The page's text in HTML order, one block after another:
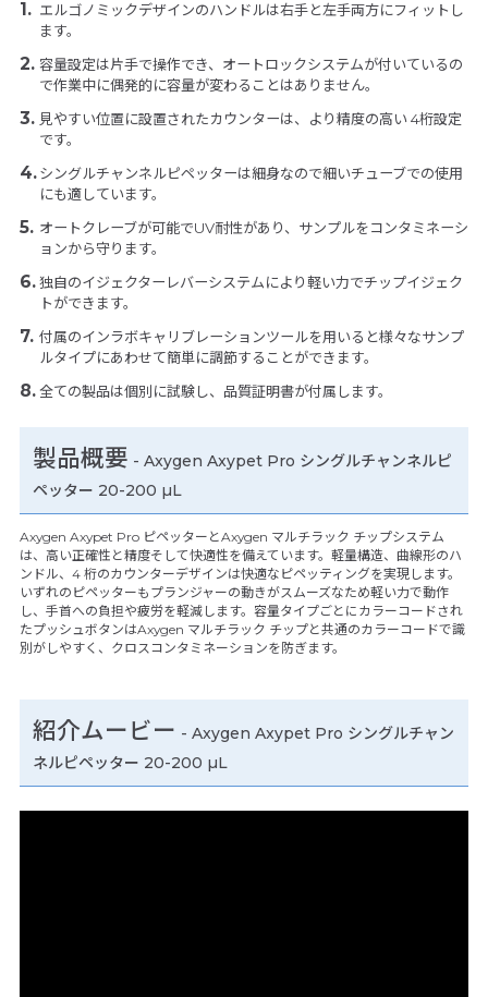
エルゴノミックデザインのハンドルは右手と左手両方にフィットし
ます。
容量設定は片手で操作でき、オートロックシステムが付いているの
で作業中に偶発的に容量が変わることはありません。
見やすい位置に設置されたカウンターは、より精度の高い 4桁設定
です。
シングルチャンネルピペッターは細身なので細いチューブでの使用
にも適しています。
オートクレーブが可能でUV耐性があり、サンプルをコンタミネーシ
ョンから守ります。
独自のイジェクターレバーシステムにより軽い力でチップイジェク
トができます。
付属のインラボキャリブレーションツールを用いると様々なサンプ
ルタイプにあわせて簡単に調節することができます。
全ての製品は個別に試験し、品質証明書が付属します。
製品概要 - Axygen Axypet Pro シングルチャンネルピ
ペッター 20-200 µL
Axygen Axypet Pro ピペッターとAxygen マルチラック チップシステム
は、高い正確性と精度そして快適性を備えています。軽量構造、曲線形のハ
ンドル、4 桁のカウンターデザインは快適なピペッティングを実現します。
いずれのピペッターもプランジャーの動きがスムーズなため軽い力で動作
し、手首への負担や疲労を軽減します。容量タイプごとにカラーコードされ
たプッシュボタンはAxygen マルチラック チップと共通のカラーコードで識
別がしやすく、クロスコンタミネーションを防ぎます。
紹介ムービー - Axygen Axypet Pro シングルチャン
ネルピペッター 20-200 µL